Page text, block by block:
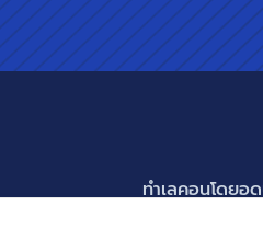
ทำเลคอนโดยอ